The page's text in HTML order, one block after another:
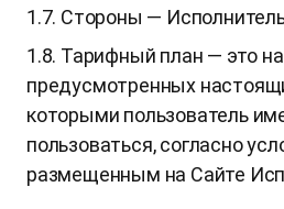
1.7. Стороны —
1.8. Тарифный план — это
предусмотренных
которыми пользователь
пользоваться, согласно
размещенным на Сайте